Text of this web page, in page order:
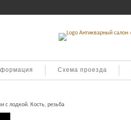
Схема проезда
с лодкой. Кость, резьба